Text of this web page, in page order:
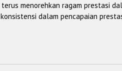
menorehkan ragam prestasi
dalam pencapaian